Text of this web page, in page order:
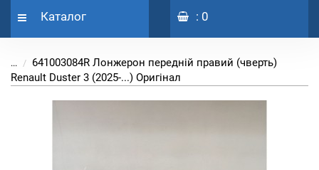
Каталог : 0
...
641003084R Лонжерон передній правий (чверть)
Renault Duster 3 (2025-...) Оригінал